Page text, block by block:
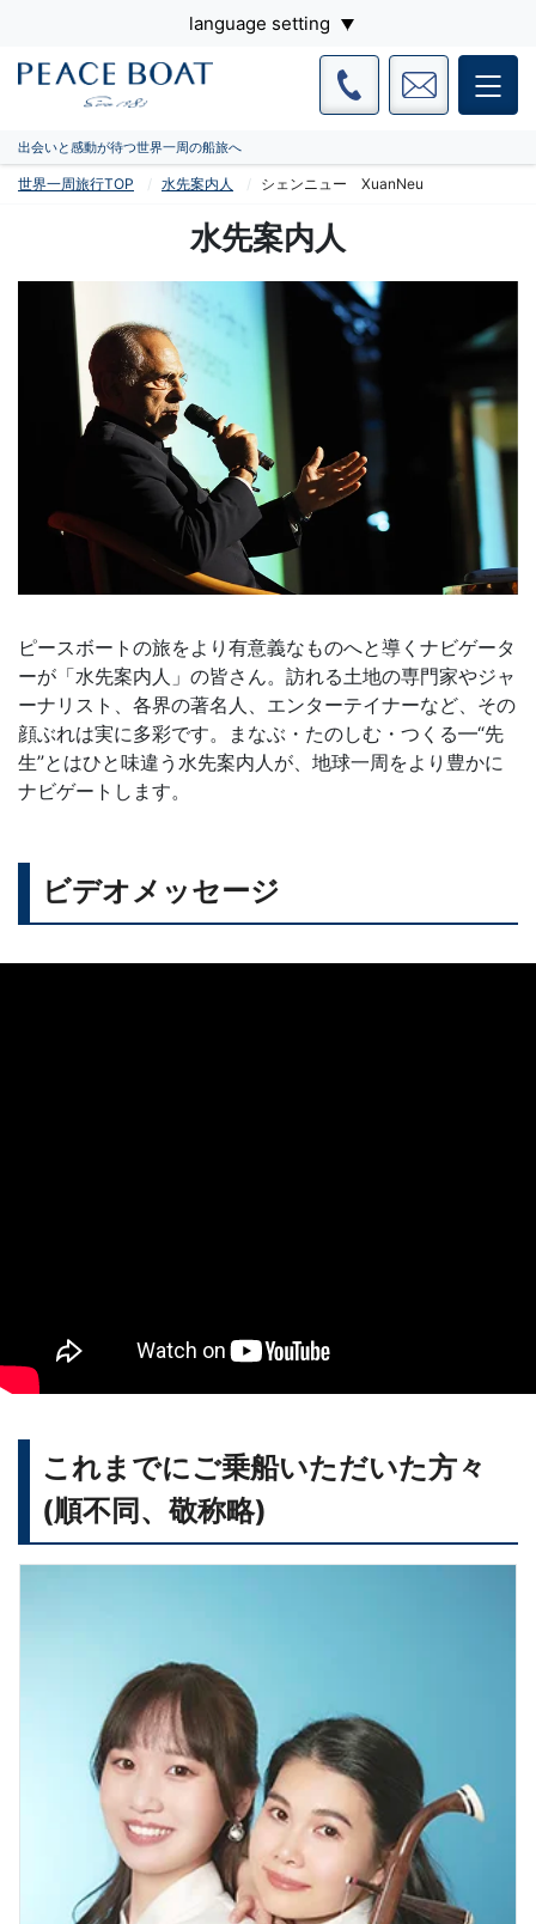
language setting
出会いと感動が待つ世界一周の船旅へ
世界一周旅行TOP 水先案内人 シェンニュー XuanNeu
水先案内人
ピースボートの旅をより有意義なものへと導くナビゲータ
ーが「水先案内人」の皆さん。訪れる土地の専門家やジャ
ーナリスト、各界の著名人、エンターテイナーなど、その
顔ぶれは実に多彩です。まなぶ・たのしむ・つくる━“先
生”とはひと味違う水先案内人が、地球一周をより豊かに
ナビゲートします。
ビデオメッセージ
これまでにご乗船いただいた方々
(順不同、敬称略)